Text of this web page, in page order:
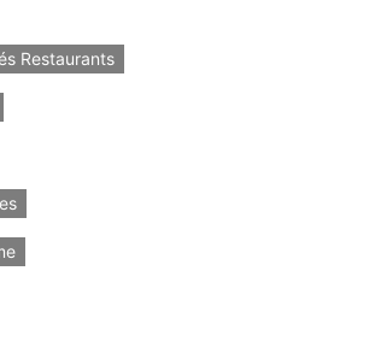
Restaurants